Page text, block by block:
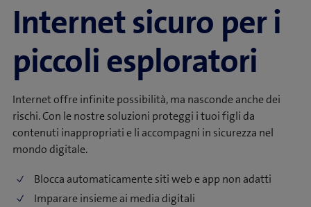
Internet sicuro per i
piccoli esploratori
Internet offre infinite possibilità, ma nasconde anche dei
rischi. Con le nostre soluzioni proteggi i tuoi figli da
contenuti inappropriati e li accompagni in sicurezza nel
mondo digitale.
Blocca automaticamente siti web e app non adatti
Imparare insieme ai media digitali